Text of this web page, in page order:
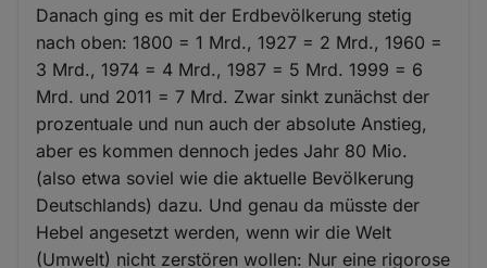
Danach ging es mit der Erdbevölkerung stetig
nach oben: 1800 = 1 Mrd., 1927 = 2 Mrd., 1960 =
3 Mrd., 1974 = 4 Mrd., 1987 = 5 Mrd. 1999 = 6
Mrd. und 2011 = 7 Mrd. Zwar sinkt zunächst der
prozentuale und nun auch der absolute Anstieg,
aber es kommen dennoch jedes Jahr 80 Mio.
(also etwa soviel wie die aktuelle Bevölkerung
Deutschlands) dazu. Und genau da müsste der
Hebel angesetzt werden, wenn wir die Welt
(Umwelt) nicht zerstören wollen: Nur eine rigorose